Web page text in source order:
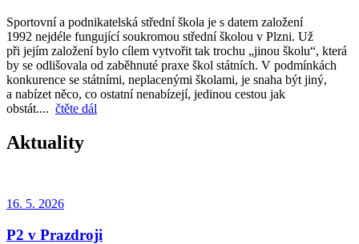
Sportovní a podnikatelská střední škola je s datem založení
1992 nejdéle fungující soukromou střední školou v Plzni. Už
při jejím založení bylo cílem vytvořit tak trochu „jinou školu“, která
by se odlišovala od zaběhnuté praxe škol státních. V podmínkách
konkurence se státními, neplacenými školami, je snaha být jiný,
a nabízet něco, co ostatní nenabízejí, jedinou cestou jak
obstát.... čtěte dál
Aktuality
16. 5. 2026
P2 v Prazdroji